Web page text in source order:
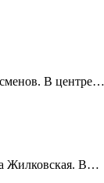
В центре…
Жилковская. В…